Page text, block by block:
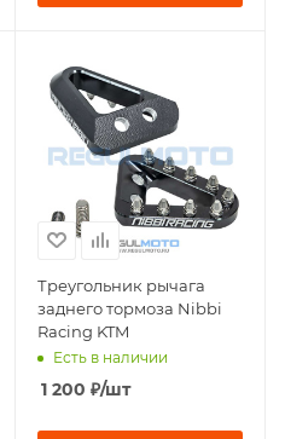
Треугольник рычага
заднего тормоза Nibbi
Racing KTM
Есть в наличии
1 200 ₽/шт